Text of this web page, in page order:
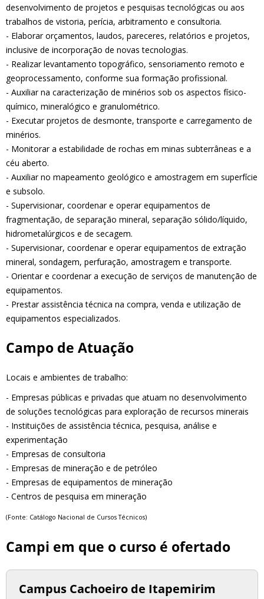
desenvolvimento de projetos e pesquisas tecnológicas ou aos
trabalhos de vistoria, perícia, arbitramento e consultoria.
- Elaborar orçamentos, laudos, pareceres, relatórios e projetos,
inclusive de incorporação de novas tecnologias.
- Realizar levantamento topográfico, sensoriamento remoto e
geoprocessamento, conforme sua formação profissional.
- Auxiliar na caracterização de minérios sob os aspectos físico-
químico, mineralógico e granulométrico.
- Executar projetos de desmonte, transporte e carregamento de
minérios.
- Monitorar a estabilidade de rochas em minas subterrâneas e a
céu aberto.
- Auxiliar no mapeamento geológico e amostragem em superfície
e subsolo.
- Supervisionar, coordenar e operar equipamentos de
fragmentação, de separação mineral, separação sólido/líquido,
hidrometalúrgicos e de secagem.
- Supervisionar, coordenar e operar equipamentos de extração
mineral, sondagem, perfuração, amostragem e transporte.
- Orientar e coordenar a execução de serviços de manutenção de
equipamentos.
- Prestar assistência técnica na compra, venda e utilização de
equipamentos especializados.
Campo de Atuação
Locais e ambientes de trabalho:
- Empresas públicas e privadas que atuam no desenvolvimento
de soluções tecnológicas para exploração de recursos minerais
- Instituições de assistência técnica, pesquisa, análise e
experimentação
- Empresas de consultoria
- Empresas de mineração e de petróleo
- Empresas de equipamentos de mineração
- Centros de pesquisa em mineração
(Fonte: Catálogo Nacional de Cursos Técnicos)
Campi em que o curso é ofertado
Campus Cachoeiro de Itapemirim